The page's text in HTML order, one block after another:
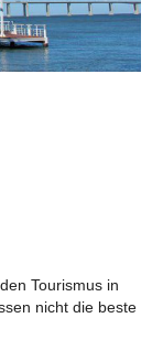
Tourismus in
nicht die beste